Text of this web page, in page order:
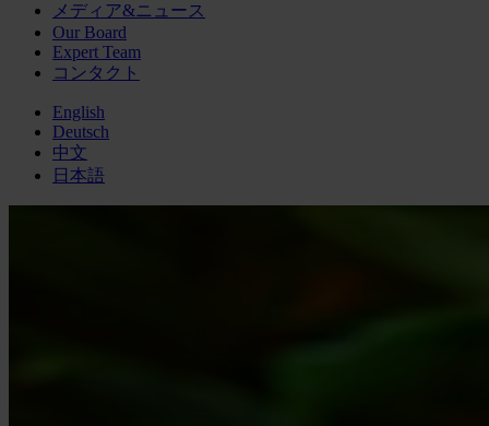
メディア&ニュース
Our Board
Expert Team
コンタクト
English
Deutsch
中文
日本語